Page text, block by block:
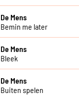
De Mens
Bemin me later
De Mens
Bleek
De Mens
Buiten spelen